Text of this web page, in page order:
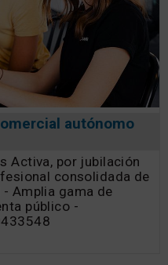
autónomo
Activa, por jubilación
consolidada de
Amplia gama de
público -